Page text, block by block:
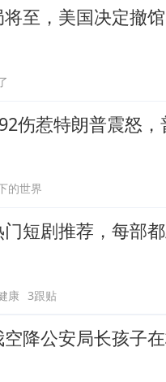
“中国蔬菜之
将至，美国决定撤
伤惹特朗普震怒
的世界
短剧推荐，每部
康 3跟贴
降公安局长孩子